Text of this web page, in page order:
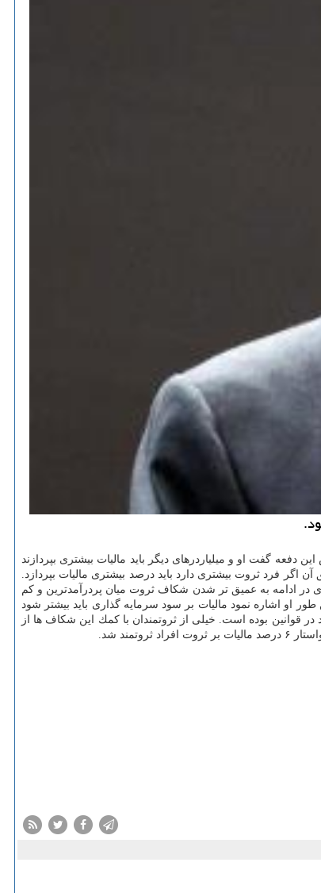
گفت او و میلیاردرهای دیگر باید مالیات بیشتری بپردازند
فرد ثروت بیشتری دارد باید درصد بیشتری مالیات بپردازد.
در ادامه به عمیق تر شدن شكاف ثروت میان پردرآمدترین و كم
او اشاره نمود مالیات بر سود سرمایه گذاری باید بیشتر شود
قوانین بوده است. خیلی از ثروتمندان با كمك این شكاف ها از
شد.